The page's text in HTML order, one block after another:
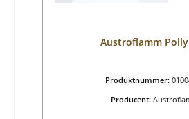
Austroflamm
Produktnummer:
Producent: